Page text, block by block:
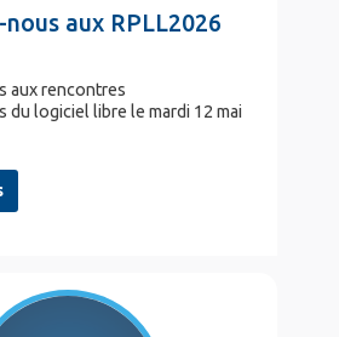
aux RPLL2026
aux rencontres
logiciel libre le mardi 12 mai